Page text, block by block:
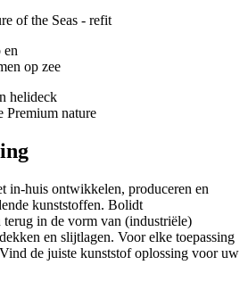
en
op zee
in-huis ontwikkelen, produceren en
kunststoffen. Bolidt
in de vorm van (industriële)
en slijtlagen. Voor elke toepassing
de juiste kunststof oplossing voor uw